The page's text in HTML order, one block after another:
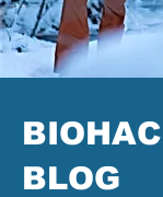
BLOG